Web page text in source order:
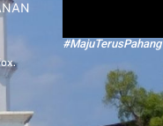
#MajuTerusPahang